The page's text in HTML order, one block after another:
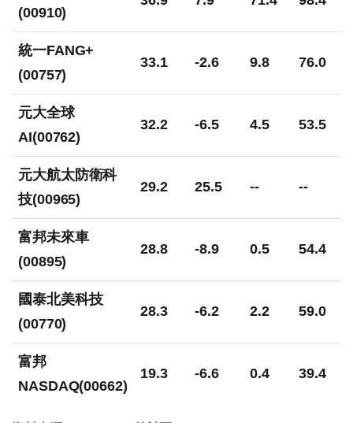
(00910)
統一FANG+
(00757)
33.1 -2.6 9.8 76.0
元大全球
AI(00762)
32.2 -6.5 4.5 53.5
元大航太防衛科
技(00965)
29.2 25.5 -- --
富邦未來車
(00895)
28.8 -8.9 0.5 54.4
國泰北美科技
(00770)
28.3 -6.2 2.2 59.0
富邦
NASDAQ(00662)
19.3 -6.6 0.4 39.4